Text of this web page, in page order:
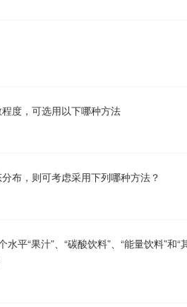
度，可选用以下哪种方法
布，则可考虑采用下列哪种方法？
平“果汁”、“碳酸饮料”、“能量饮料”和